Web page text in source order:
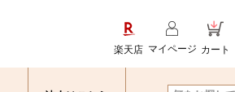
楽天店 マイページ カート